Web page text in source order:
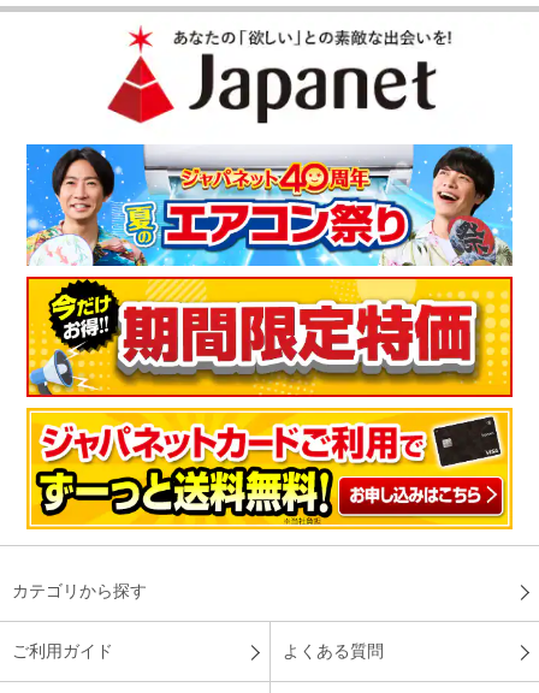
カテゴリから探す
ご利用ガイド よくある質問